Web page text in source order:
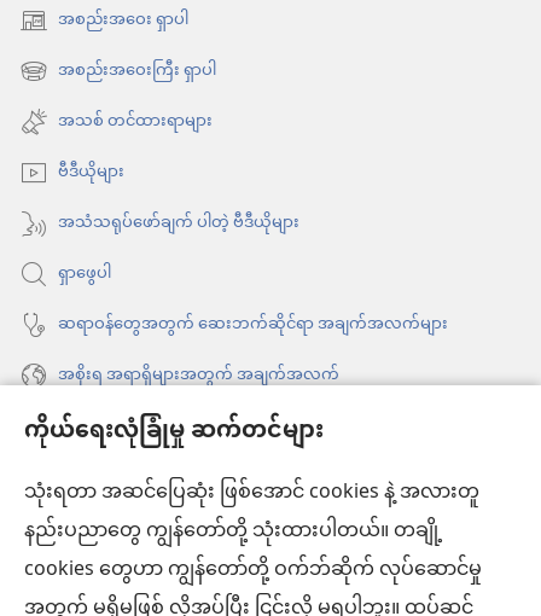
ကိုယ်ရေးလုံခြုံမှု ဆက်တင်များ
သုံးရတာ အဆင်ပြေဆုံး ဖြစ်အောင် cookies နဲ့ အလားတူ
နည်းပညာတွေ ကျွန်တော်တို့ သုံးထားပါတယ်။ တချို့
cookies တွေဟာ ကျွန်တော်တို့ ဝက်ဘ်ဆိုက် လုပ်ဆောင်မှု
အစည်းအဝေး ရှာပါ
(window
အသစ်
င့်
နေ
ပါ
တယ်)
အစည်းအဝေးကြီး ရှာပါ
(window
အသစ်
င့်
နေ
ပါ
တယ်)
အသစ် တင်ထားရာများ
ဗီဒီယိုများ
အသံသရုပ်ဖော်ချက် ပါတဲ့ ဗီဒီယိုများ
ရှာဖွေပါ
ဆရာဝန်တွေအတွက် ဆေးဘက်ဆိုင်ရာ အချက်အလက်များ
အစိုးရ အရာရှိများအတွက် အချက်အလက်
အကူအညီ
အလှူငွေ
(window
အသစ်
ဖွ
င့်
ကင်းမျှော်စင် အွန်လိုင်းစာကြည့်တိုက်™
(window